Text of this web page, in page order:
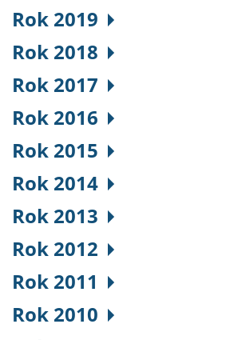
Rok 2019
Rok 2018
Rok 2017
Rok 2016
Rok 2015
Rok 2014
Rok 2013
Rok 2012
Rok 2011
Rok 2010